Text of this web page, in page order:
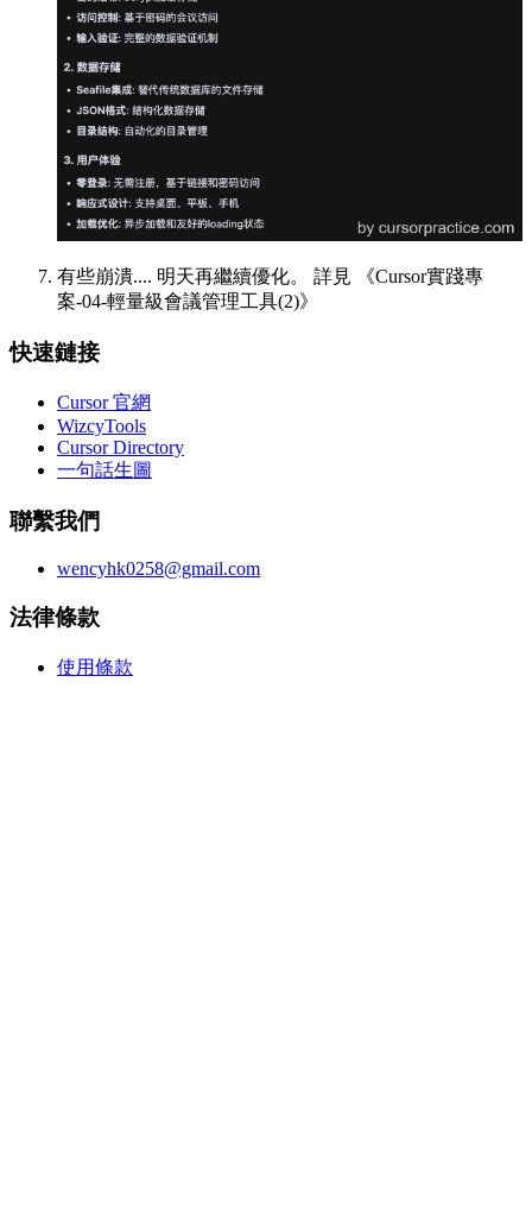
有些崩潰.... 明天再繼續優化。 詳見 《Cursor實踐專
案-04-輕量級會議管理工具(2)》
快速鏈接
Cursor 官網
WizcyTools
Cursor Directory
一句話生圖
聯繫我們
wencyhk0258@gmail.com
法律條款
使用條款